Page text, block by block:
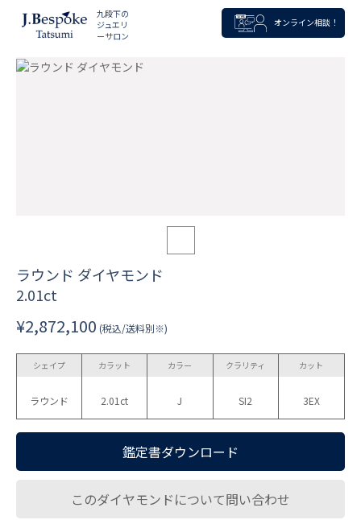
九段下の
ジュエリ
ーサロン
オンライン相談！
ラウンド ダイヤモンド
2.01ct
¥2,872,100 (税込/送料別※)
シェイプ
ラウンド
カラット
2.01ct
カラー
J
クラリティ
SI2
カット
3EX
鑑定書ダウンロード
このダイヤモンドについて問い合わせ